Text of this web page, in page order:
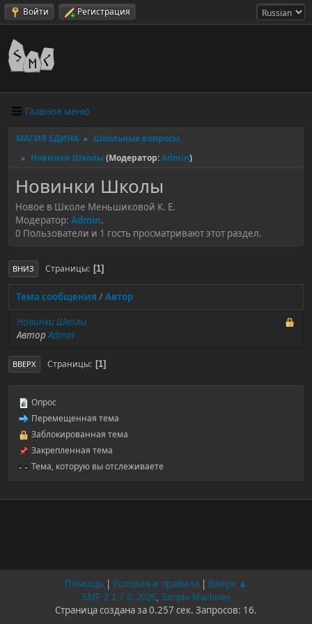
Войти Регистрация
Главное меню
МАГИЯ ЕДИНА ► Школьные вопросы
► Новинки Школы(Модератор:Admin)
Новинки Школы
Новое в Школе Меньшиковой К. Е.
Модератор: Admin.
0 Пользователи и 1 гость просматривают этот раздел.
ВНИЗ Страницы 1
Тема сообщения / Автор
Новинки Школы
АвторAdmin
ВВЕРХ Страницы 1
Опрос
Перемещенная тема
Заблокированная тема
Закрепленная тема
Тема, которую вы отслеживаете
Помощь | Условия и правила | Вверх ▲
SMF 2.1.7 © 2026, Simple Machines
Страница создана за 0.257 сек. Запросов: 16.